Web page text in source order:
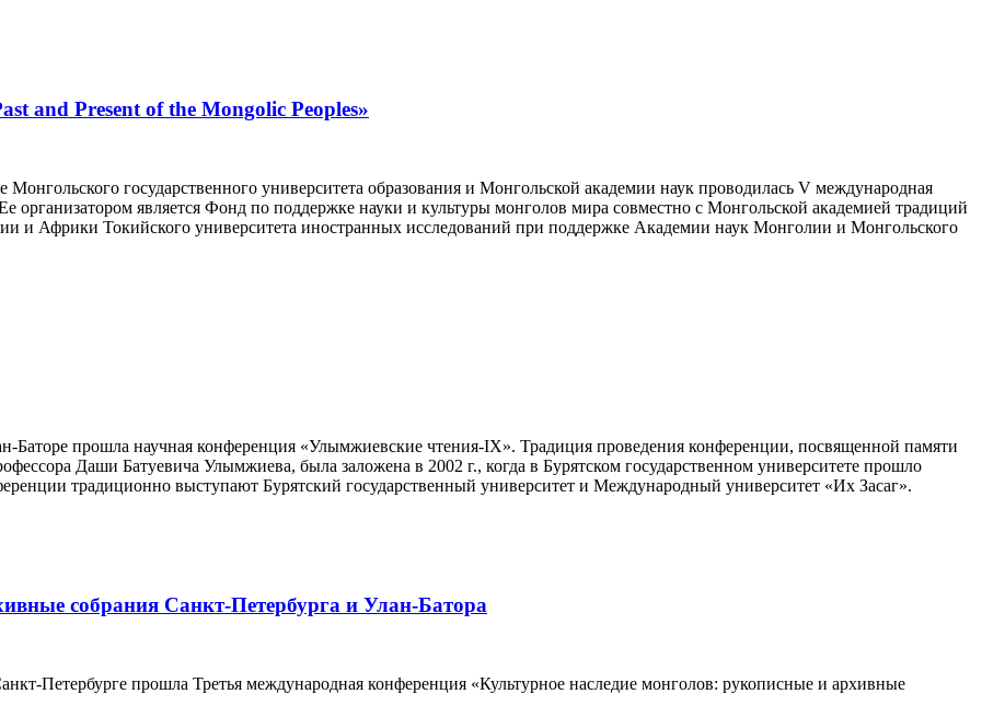
and Present of the Mongolic Peoples»
Монгольского государственного университета образования и Монгольской академии наук проводилась V международная
организатором является Фонд по поддержке науки и культуры монголов мира совместно с Монгольской академией традиций
и Африки Токийского университета иностранных исследований при поддержке Академии наук Монголии и Монгольского
Баторе прошла научная конференция «Улымжиевские чтения-IX». Традиция проведения конференции, посвященной памяти
Даши Батуевича Улымжиева, была заложена в 2002 г., когда в Бурятском государственном университете прошло
традиционно выступают Бурятский государственный университет и Международный университет «Их Засаг».
собрания Санкт-Петербурга и Улан-Батора
Петербурге прошла Третья международная конференция «Культурное наследие монголов: рукописные и архивные